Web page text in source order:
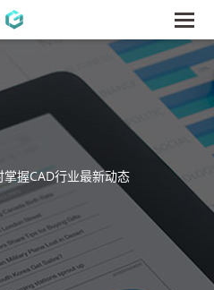
握CAD行业最新动态